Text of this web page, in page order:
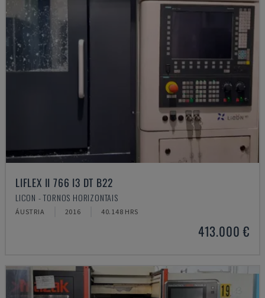
LIFLEX II 766 I3 DT B22
LICON - TORNOS HORIZONTAIS
ÁUSTRIA 2016 40.148 HRS
413.000 €